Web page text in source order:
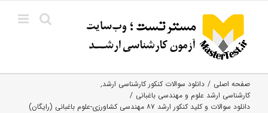
content
صفحه اصلی
دانلود سوالات کنکور کارشناسی ارشد
کارشناسی ارشد علوم و مهندسی باغبانی
دانلود سوالات و کلید کنکور ارشد ۸۷ مهندسی کشاورزی-علوم باغبانی (رایگان)